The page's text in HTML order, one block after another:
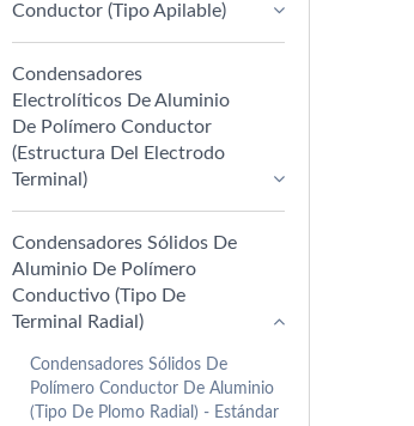
Conductor (tipo Apilable)
Condensadores
Electrolíticos De Aluminio
De Polímero Conductor
(estructura Del Electrodo
Terminal)
Condensadores Sólidos De
Aluminio De Polímero
Conductivo (Tipo De
Terminal Radial)
Condensadores Sólidos De
Polímero Conductor De Aluminio
(tipo De Plomo Radial) - Estándar